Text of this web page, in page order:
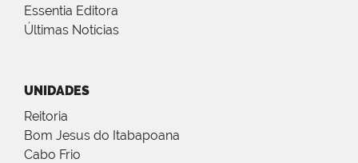
Essentia Editora
Últimas Notícias
UNIDADES
Reitoria
Bom Jesus do Itabapoana
Cabo Frio